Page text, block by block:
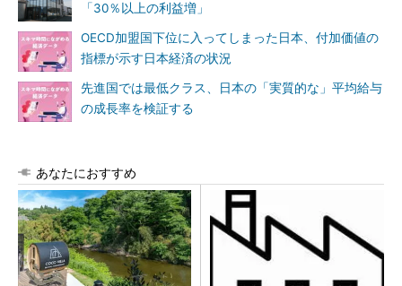
「30％以上の利益増」
OECD加盟国下位に入ってしまった日本、付加価値の
指標が示す日本経済の状況
先進国では最低クラス、日本の「実質的な」平均給与
の成長率を検証する
あなたにおすすめ